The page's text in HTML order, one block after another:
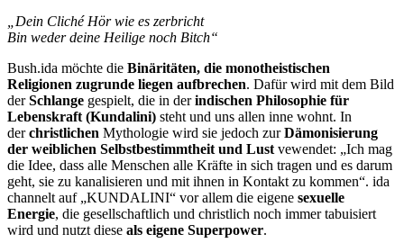
„Dein Cliché Hör wie es zerbricht
Bin weder deine Heilige noch Bitch“
Bush.ida möchte die Binäritäten, die monotheistischen
Religionen zugrunde liegen aufbrechen. Dafür wird mit dem Bild
derSchlange gespielt, die in derindischen Philosophie für
Lebenskraft (Kundalini) steht und uns allen inne wohnt. In
derchristlichen Mythologie wird sie jedoch zurDämonisierung
der weiblichen Selbstbestimmtheit und Lustvewendet: „Ich mag
die Idee, dass alle Menschen alle Kräfte in sich tragen und es darum
geht, sie zu kanalisieren und mit ihnen in Kontakt zu kommen“. ida
channelt auf „KUNDALINI“ vor allem die eigene sexuelle
Energie, die gesellschaftlich und christlich noch immer tabuisiert
wird und nutzt diese als eigene Superpower.